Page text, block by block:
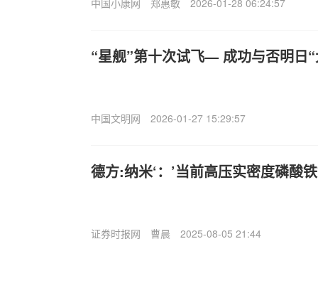
“星舰”第十次试飞— 成功与否明日
中国文明网 2026-01-27 15:29:57
德方:纳米‘：’当前高压实密度磷酸
证券时报网 曹晨 2025-08-05 21:44